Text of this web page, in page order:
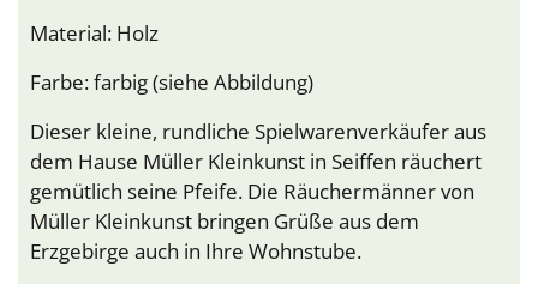
Material: Holz
Farbe: farbig (siehe Abbildung)
Dieser kleine, rundliche Spielwarenverkäufer aus
dem Hause Müller Kleinkunst in Seiffen räuchert
gemütlich seine Pfeife. Die Räuchermänner von
Müller Kleinkunst bringen Grüße aus dem
Erzgebirge auch in Ihre Wohnstube.